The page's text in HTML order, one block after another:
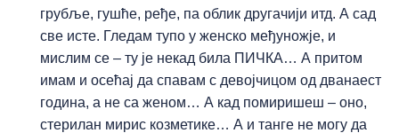
грубље, гушће, ређе, па облик другачији итд. А сад
све исте. Гледам тупо у женско међуножје, и
мислим се – ту је некад била ПИЧКА… А притом
имам и осећај да спавам с девојчицом од дванаест
година, а не са женом… А кад помиришеш – оно,
стерилан мирис козметике… А и танге не могу да